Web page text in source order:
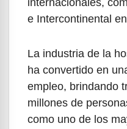
internacionales,
e Intercontinental
La industria de la
ha convertido en
empleo, brindando
millones de
como uno de los